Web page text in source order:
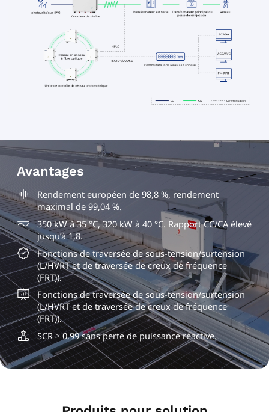
Avantages
Rendement européen de 98,8 %, rendement
maximal de 99,04 %.
350 kW à 35 °C, 320 kW à 40 °C. Rapport CC/CA élevé
jusqu’à 1,8.
Fonctions de traversée de sous-tension/surtension
(L/HVRT et de traversée de creux de fréquence
(FRT)).
Fonctions de traversée de sous-tension/surtension
(L/HVRT et de traversée de creux de fréquence
(FRT)).
SCR ≥ 0,99 sans perte de puissance réactive.